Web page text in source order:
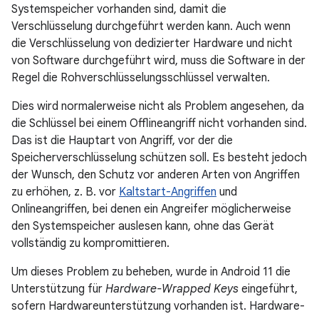
Systemspeicher vorhanden sind, damit die
Verschlüsselung durchgeführt werden kann. Auch wenn
die Verschlüsselung von dedizierter Hardware und nicht
von Software durchgeführt wird, muss die Software in der
Regel die Rohverschlüsselungsschlüssel verwalten.
Dies wird normalerweise nicht als Problem angesehen, da
die Schlüssel bei einem Offlineangriff nicht vorhanden sind.
Das ist die Hauptart von Angriff, vor der die
Speicherverschlüsselung schützen soll. Es besteht jedoch
der Wunsch, den Schutz vor anderen Arten von Angriffen
zu erhöhen, z. B. vor Kaltstart-Angriffen und
Onlineangriffen, bei denen ein Angreifer möglicherweise
den Systemspeicher auslesen kann, ohne das Gerät
vollständig zu kompromittieren.
Um dieses Problem zu beheben, wurde in Android 11 die
Unterstützung für Hardware-Wrapped Keys eingeführt,
sofern Hardwareunterstützung vorhanden ist. Hardware-